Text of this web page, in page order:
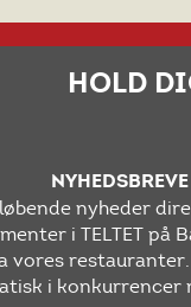
HOLD
nyheder
i TELTET på
vores
i konkurrencer